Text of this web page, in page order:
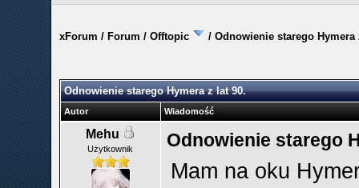
xForum / Forum / Offtopic / Odnowienie starego Hymera
Odnowienie starego Hymera z lat 90.
Autor Wiadomość
Mehu
Użytkownik Odnowienie starego
Mam na oku